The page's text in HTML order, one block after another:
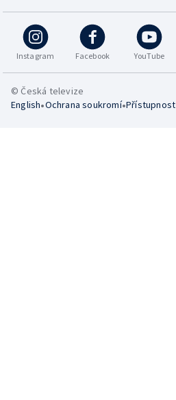
Instagram Facebook YouTube
© Česká televize
English•Ochrana soukromí•Přístupnost